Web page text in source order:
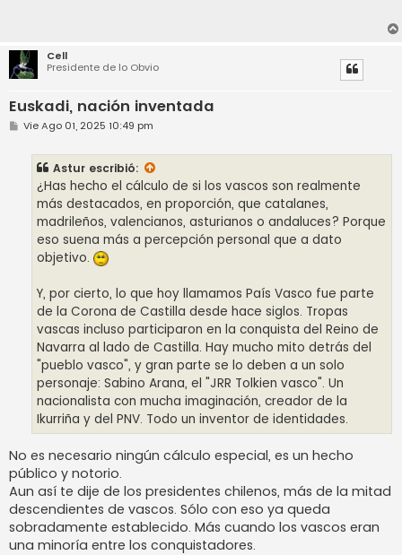
Cell
Presidente de lo Obvio
Euskadi, nación inventada
M
Vie Ago 01, 2025 10:49 pm
Astur escribió:
¿Has hecho el cálculo de si los vascos son realmente
más destacados, en proporción, que catalanes,
madrileños, valencianos, asturianos o andaluces? Porque
eso suena más a percepción personal que a dato
objetivo.
Y, por cierto, lo que hoy llamamos País Vasco fue parte
de la Corona de Castilla desde hace siglos. Tropas
vascas incluso participaron en la conquista del Reino de
Navarra al lado de Castilla. Hay mucho mito detrás del
"pueblo vasco", y gran parte se lo deben a un solo
personaje: Sabino Arana, el "JRR Tolkien vasco". Un
nacionalista con mucha imaginación, creador de la
Ikurriña y del PNV. Todo un inventor de identidades.
No es necesario ningún cálculo especial, es un hecho
público y notorio.
Aun así te dije de los presidentes chilenos, más de la mitad
descendientes de vascos. Sólo con eso ya queda
sobradamente establecido. Más cuando los vascos eran
una minoría entre los conquistadores.